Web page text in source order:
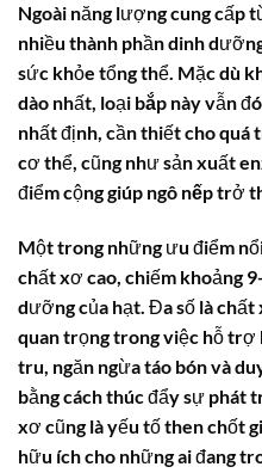
Ngoài năng lượng cung cấp
nhiều thành phần dinh
sức khỏe tổng thể. Mặc dù
dào nhất, loại bắp này vẫn
nhất định, cần thiết cho quá
cơ thể, cũng như sản xuất
điểm cộng giúp ngô nếptrở
Một trong những ưu điểm
chất xơ cao, chiếm khoảng
dưỡng của hạt. Đa số là
quan trọng trong việc hỗ
tru, ngăn ngừa táo bón và
bằng cách thúc đẩy sự phát
xơ cũng là yếu tố then chốt
hữu ích cho những ai đang